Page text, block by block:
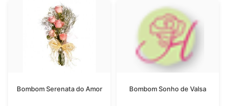
Bombom Serenata do Amor Bombom Sonho de Valsa